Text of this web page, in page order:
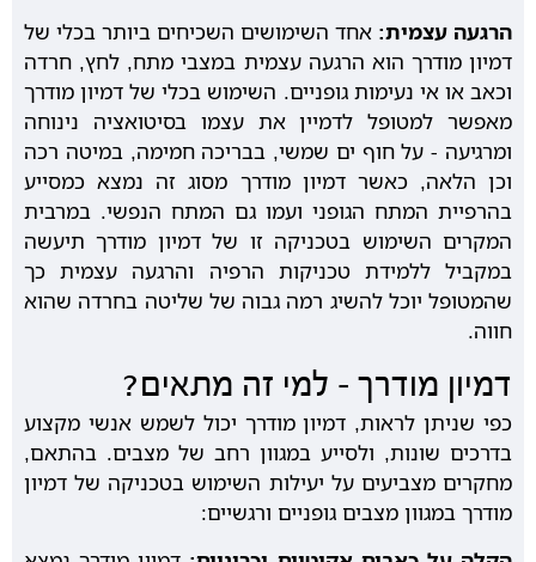
הרגעה עצמית: אחד השימושים השכיחים ביותר בכלי של
דמיון מודרך הוא הרגעה עצמית במצבי מתח, לחץ, חרדה
וכאב או אי נעימות גופניים. השימוש בכלי של דמיון מודרך
מאפשר למטופל לדמיין את עצמו בסיטואציה נינוחה
ומרגיעה - על חוף ים שמשי, בבריכה חמימה, במיטה רכה
וכן הלאה, כאשר דמיון מודרך מסוג זה נמצא כמסייע
בהרפיית המתח הגופני ועמו גם המתח הנפשי. במרבית
המקרים השימוש בטכניקה זו של דמיון מודרך תיעשה
במקביל ללמידת טכניקות הרפיה והרגעה עצמית כך
שהמטופל יוכל להשיג רמה גבוה של שליטה בחרדה שהוא
חווה.
דמיון מודרך – למי זה מתאים?
כפי שניתן לראות, דמיון מודרך יכול לשמש אנשי מקצוע
בדרכים שונות, ולסייע במגוון רחב של מצבים. בהתאם,
מחקרים מצביעים על יעילות השימוש בטכניקה של דמיון
מודרך במגוון מצבים גופניים ורגשיים: